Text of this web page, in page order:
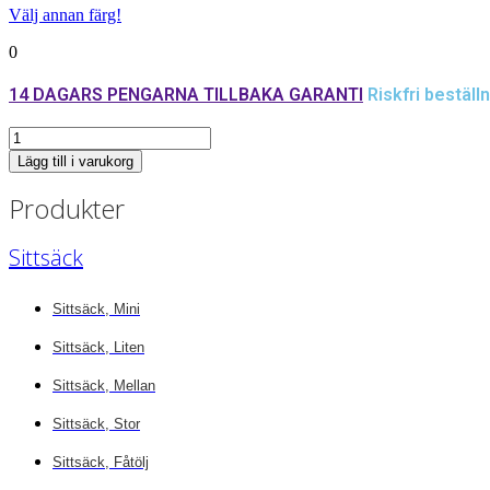
Välj annan färg!
0
14 DAGARS PENGARNA TILLBAKA GARANTI Riskfri
dyna
mängd
Lägg till i varukorg
Produkter
Sittsäck
Sittsäck, Mini
Sittsäck, Liten
Sittsäck, Mellan
Sittsäck, Stor
Sittsäck, Fåtölj